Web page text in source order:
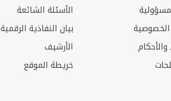
الأسئلة الشائعة
بيان النفاذية الرقمية
الأرشيف
خريطة الموقع